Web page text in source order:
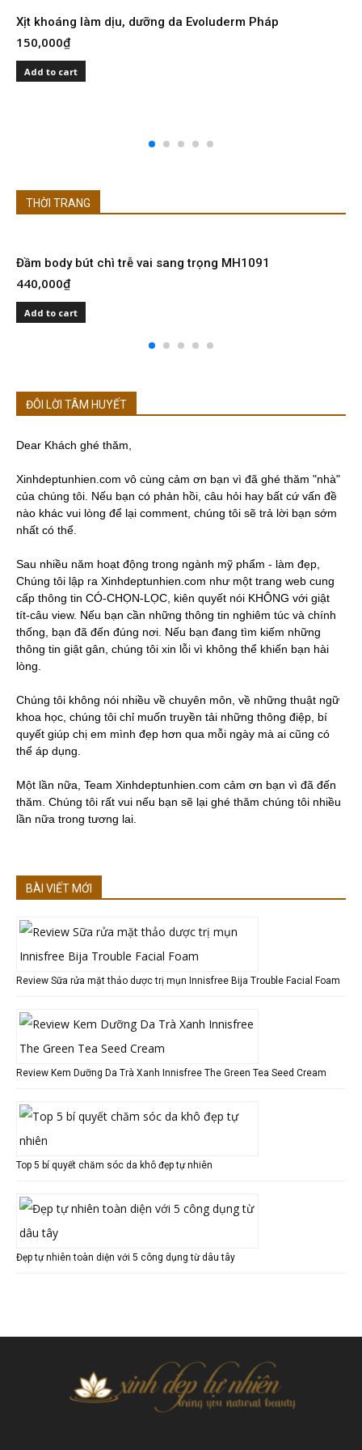
Xịt khoáng làm dịu, dưỡng da Evoluderm Pháp
150,000₫
Add to cart
THỜI TRANG
Đầm body bút chì trễ vai sang trọng MH1091
440,000₫
Add to cart
ĐÔI LỜI TÂM HUYẾT
Dear Khách ghé thăm,
Xinhdeptunhien.com vô cùng cảm ơn bạn vì đã ghé thăm "nhà"
của chúng tôi. Nếu bạn có phản hồi, câu hỏi hay bất cứ vấn đề
nào khác vui lòng để lại comment, chúng tôi sẽ trả lời bạn sớm
nhất có thể.
Sau nhiều năm hoạt động trong ngành mỹ phẩm - làm đẹp,
Chúng tôi lập ra Xinhdeptunhien.com như một trang web cung
cấp thông tin CÓ-CHỌN-LỌC, kiên quyết nói KHÔNG với giật
tít-câu view. Nếu bạn cần những thông tin nghiêm túc và chính
thống, bạn đã đến đúng nơi. Nếu bạn đang tìm kiếm những
thông tin giật gân, chúng tôi xin lỗi vì không thể khiến bạn hài
lòng.
Chúng tôi không nói nhiều về chuyên môn, về những thuật ngữ
khoa học, chúng tôi chỉ muốn truyền tải những thông điệp, bí
quyết giúp chị em mình đẹp hơn qua mỗi ngày mà ai cũng có
thể áp dụng.
Một lần nữa, Team Xinhdeptunhien.com cảm ơn bạn vì đã đến
thăm. Chúng tôi rất vui nếu bạn sẽ lại ghé thăm chúng tôi nhiều
lần nữa trong tương lai.
BÀI VIẾT MỚI
Review Sữa rửa mặt thảo dược trị mụn Innisfree Bija Trouble Facial Foam
Review Kem Dưỡng Da Trà Xanh Innisfree The Green Tea Seed Cream
Top 5 bí quyết chăm sóc da khô đẹp tự nhiên
Đẹp tự nhiên toàn diện với 5 công dụng từ dâu tây